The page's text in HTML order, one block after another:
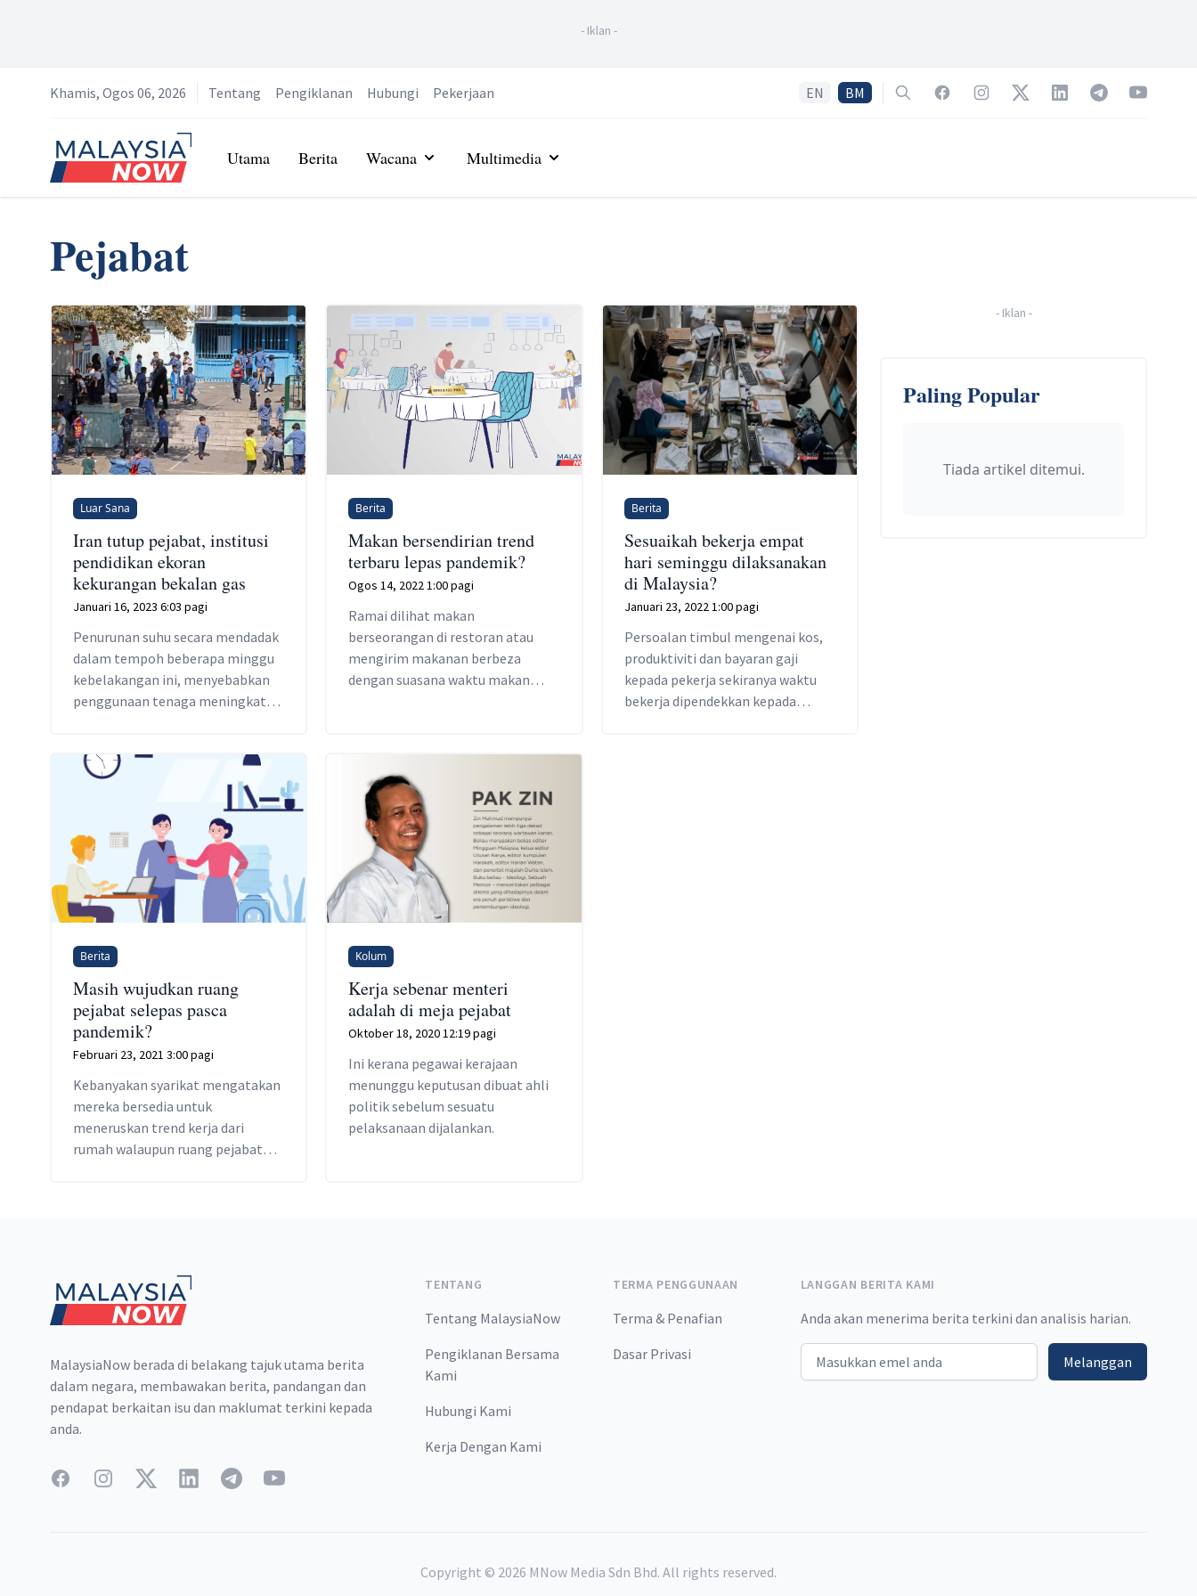
- Iklan -
Khamis, Ogos 06, 2026 Tentang Pengiklanan Hubungi Pekerjaan EN BM SearchFacebookInstagramTwitterLinkedInTelegramYouTube
Home
Utama Berita Wacana Multimedia
Pejabat
Luar Sana
Iran tutup pejabat, institusi
pendidikan ekoran
kekurangan bekalan gas
Januari 16, 2023 6:03 pagi
Penurunan suhu secara mendadak
dalam tempoh beberapa minggu
kebelakangan ini, menyebabkan
penggunaan tenaga meningkat
Berita
Makan bersendirian trend
terbaru lepas pandemik?
Ogos 14, 2022 1:00 pagi
Ramai dilihat makan
berseorangan di restoran atau
mengirim makanan berbeza
dengan suasana waktu makan
Berita
Sesuaikah bekerja empat
hari seminggu dilaksanakan
di Malaysia?
Januari 23, 2022 1:00 pagi
Persoalan timbul mengenai kos,
produktiviti dan bayaran gaji
kepada pekerja sekiranya waktu
bekerja dipendekkan kepada
Berita
Masih wujudkan ruang
pejabat selepas pasca
pandemik?
Februari 23, 2021 3:00 pagi
Kebanyakan syarikat mengatakan
mereka bersedia untuk
meneruskan trend kerja dari
rumah walaupun ruang pejabat
Kolum
Kerja sebenar menteri
adalah di meja pejabat
Oktober 18, 2020 12:19 pagi
Ini kerana pegawai kerajaan
menunggu keputusan dibuat ahli
politik sebelum sesuatu
pelaksanaan dijalankan.
- Iklan -
Paling Popular
Tiada artikel ditemui.
MalaysiaNow berada di belakang tajuk utama berita
dalam negara, membawakan berita, pandangan dan
pendapat berkaitan isu dan maklumat terkini kepada
anda.
FacebookInstagramTwitterLinkedInTelegramYouTube
TENTANG
Tentang MalaysiaNow
Pengiklanan Bersama
Kami
Hubungi Kami
Kerja Dengan Kami
TERMA PENGGUNAAN
Terma & Penafian
Dasar Privasi
LANGGAN BERITA KAMI
Anda akan menerima berita terkini dan analisis harian.
Email address Melanggan
Copyright © 2026 MNow Media Sdn Bhd. All rights reserved.